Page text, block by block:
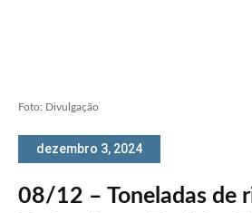
Foto: Divulgação
dezembro 3, 2024
08/12 – Toneladas de